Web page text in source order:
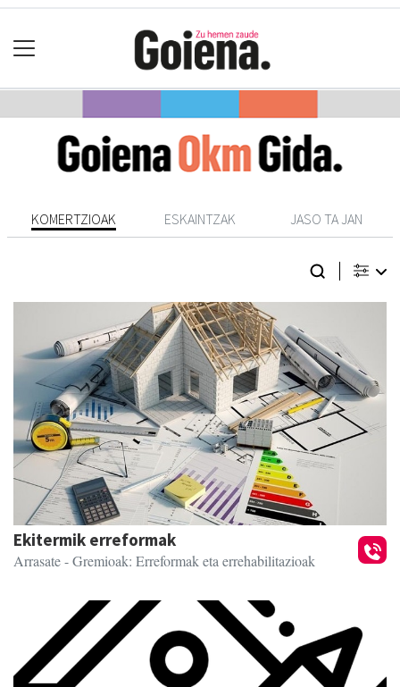
KOMERTZIOAK ESKAINTZAK JASO TA JAN
Ekitermik erreformak
Arrasate- Gremioak: Erreformak eta errehabilitazioak